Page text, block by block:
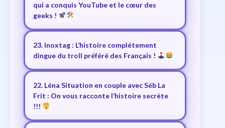
qui a conquis YouTube et le cœur des
geeks !
23. Inoxtag : L’histoire complétement
dingue du troll préféré des Français !
22. Léna Situation en couple avec Séb La
Frit : On vous racconte l’histoire secrète
!!!